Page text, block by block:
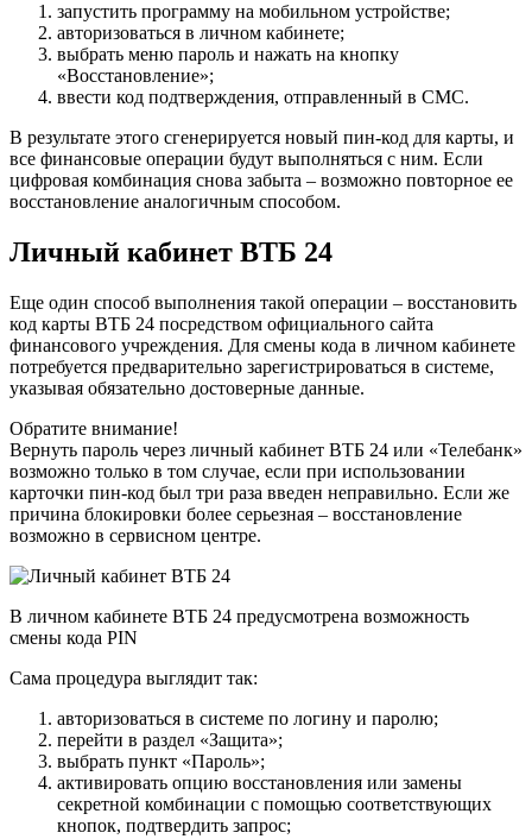
запустить программу на мобильном устройстве;
авторизоваться в личном кабинете;
выбрать меню пароль и нажать на кнопку
«Восстановление»;
ввести код подтверждения, отправленный в СМС.
В результате этого сгенерируется новый пин-код для карты, и
все финансовые операции будут выполняться с ним. Если
цифровая комбинация снова забыта – возможно повторное ее
восстановление аналогичным способом.
Личный кабинет ВТБ 24
Еще один способ выполнения такой операции – восстановить
код карты ВТБ 24 посредством официального сайта
финансового учреждения. Для смены кода в личном кабинете
потребуется предварительно зарегистрироваться в системе,
указывая обязательно достоверные данные.
Обратите внимание!
Вернуть пароль через личный кабинет ВТБ 24 или «Телебанк»
возможно только в том случае, если при использовании
карточки пин-код был три раза введен неправильно. Если же
причина блокировки более серьезная – восстановление
возможно в сервисном центре.
В личном кабинете ВТБ 24 предусмотрена возможность
смены кода PIN
Сама процедура выглядит так:
авторизоваться в системе по логину и паролю;
перейти в раздел «Защита»;
выбрать пункт «Пароль»;
активировать опцию восстановления или замены
секретной комбинации с помощью соответствующих
кнопок, подтвердить запрос;